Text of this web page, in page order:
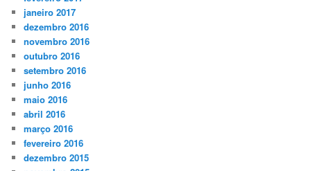
janeiro 2017
dezembro 2016
novembro 2016
outubro 2016
setembro 2016
junho 2016
maio 2016
abril 2016
março 2016
fevereiro 2016
dezembro 2015